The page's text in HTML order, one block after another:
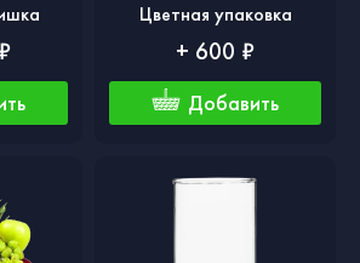
Цветная упаковка
+ 600 ₽
Добавить